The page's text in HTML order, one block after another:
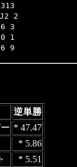
J2 2
3
1
9
逆単勝
* 47.47
* 5.86
* 5.51